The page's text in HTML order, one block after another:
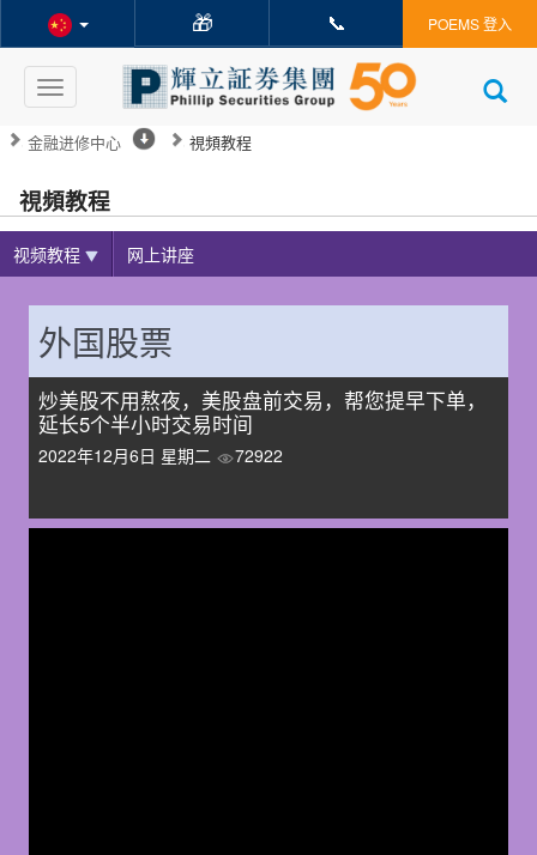
🎁 📞 POEMS 登入
Toggle
navigation
金融进修中心 視頻教程
視頻教程
视频教程 网上讲座
外国股票
炒美股不用熬夜，美股盘前交易，帮您提早下单，
延长5个半小时交易时间
2022年12月6日 星期二 72922